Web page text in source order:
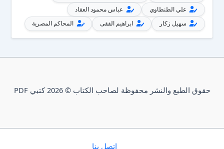
علي الطنطاوي
عباس محمود العقاد
سهيل زكار
ابراهيم الفقى المحاكم المصرية
حقوق الطبع والنشر محفوظة لصاحب الكتاب © 2026 كتبي PDF
إتصل بنا